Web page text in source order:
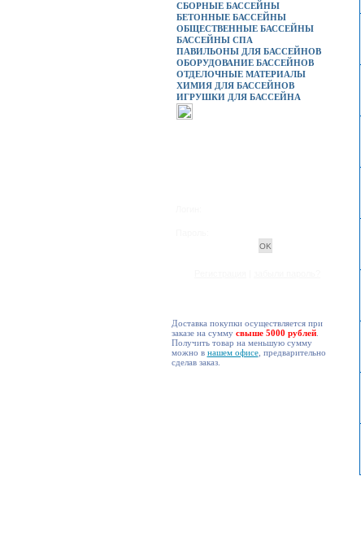
СБОРНЫЕ БАССЕЙНЫ
БЕТОННЫЕ БАССЕЙНЫ
ОБЩЕСТВЕННЫЕ БАССЕЙНЫ
БАССЕЙНЫ СПА
ПАВИЛЬОНЫ ДЛЯ БАССЕЙНОВ
ОБОРУДОВАНИЕ БАССЕЙНОВ
ОТДЕЛОЧНЫЕ МАТЕРИАЛЫ
ХИМИЯ ДЛЯ БАССЕЙНОВ
ИГРУШКИ ДЛЯ БАССЕЙНА
Доставка покупки осуществляется при
заказе на сумму свыше 5000 рублей.
Получить товар на меньшую сумму
можно в нашем офисе, предварительно
сделав заказ.